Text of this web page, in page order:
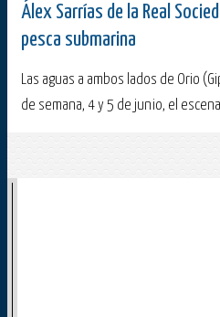
Álex Sarrías de la Real
pesca submarina
Las aguas a ambos lados de Orio
de semana, 4 y 5 de junio, el